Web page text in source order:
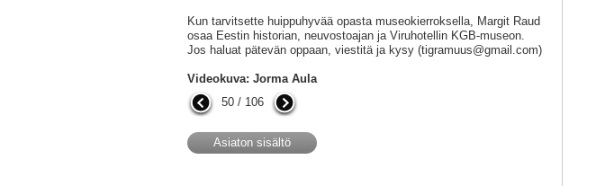
Kun tarvitsette huippuhyvää opasta museokierroksella, Margit Raud
osaa Eestin historian, neuvostoajan ja Viruhotellin KGB-museon.
Jos haluat pätevän oppaan, viestitä ja kysy (tigramuus@gmail.com)
Videokuva: Jorma Aula
50 / 106
Asiaton sisältö